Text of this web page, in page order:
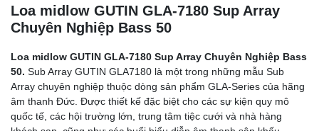
Loa midlow GUTIN GLA-7180 Sup Array
Chuyên Nghiệp Bass 50
Loa midlow GUTIN GLA-7180 Sup Array Chuyên Nghiệp Bass
50. Sub Array GUTIN GLA7180 là một trong những mẫu Sub
Array chuyên nghiệp thuộc dòng sản phẩm GLA-Series của hãng
âm thanh Đức. Được thiết kế đặc biệt cho các sự kiện quy mô
quốc tế, các hội trường lớn, trung tâm tiệc cưới và nhà hàng